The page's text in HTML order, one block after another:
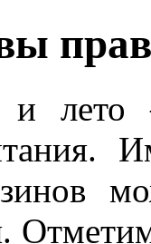
лето